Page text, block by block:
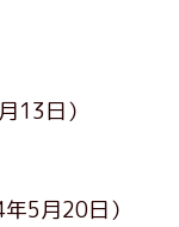
13日）
年5月20日）